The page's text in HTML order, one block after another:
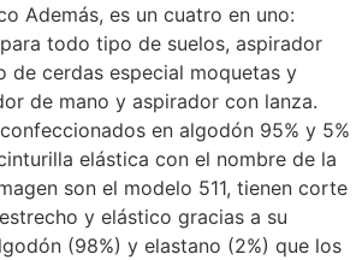
Además, es un cuatro en uno:
todo tipo de suelos, aspirador
de cerdas especial moquetas y
de mano y aspirador con lanza.
en algodón 95% y 5%
elástica con el nombre de la
son el modelo 511, tienen corte
y elástico gracias a su
(98%) y elastano (2%) que los